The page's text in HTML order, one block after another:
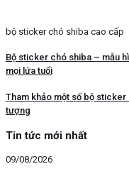
bộ sticker chó shiba cao cấp
Bộ sticker chó shiba – mẫu
mọi lứa tuổi
Tham khảo một số bộ
tượng
Tin tức mới nhất
09/08/2026